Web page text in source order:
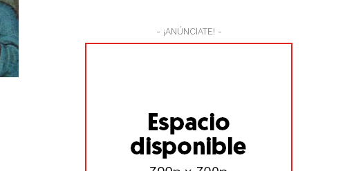
- ¡ANÚNCIATE! -